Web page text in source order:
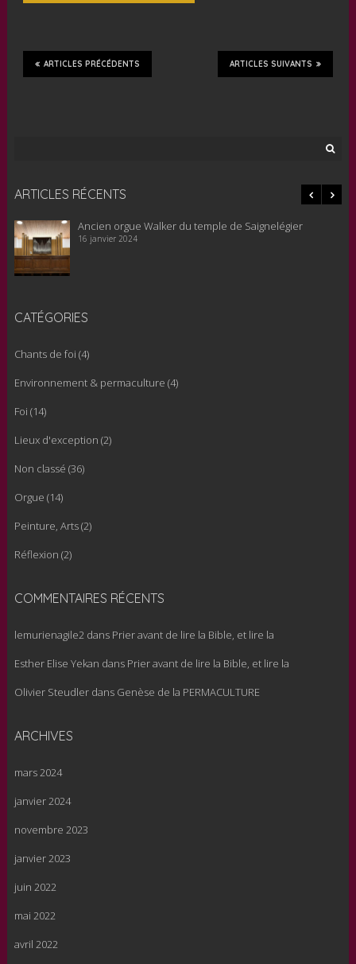
ARTICLES SUIVANTS
ARTICLES PRÉCÉDENTS
ARTICLES RÉCENTS
Le nouvel orgue pour le temple de Saignelégier est en
cours de remontage, 20 novembre 2023
CATÉGORIES
Chants de foi (4)
Environnement & permaculture (4)
Foi (14)
Lieux d'exception (2)
Non classé (36)
Orgue (14)
Peinture, Arts(2)
Réflexion (2)
COMMENTAIRES RÉCENTS
lemurienagile2dans Prier avant de lire la Bible, et lire la
Esther Elise Yekan dans Prier avant de lire la Bible, et lire la
Olivier Steudlerdans Genèse de la PERMACULTURE
ARCHIVES
mars 2024
janvier 2024
novembre 2023
janvier 2023
juin 2022
mai 2022
avril 2022